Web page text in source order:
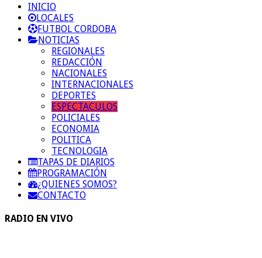
INICIO
LOCALES
FUTBOL CORDOBA
NOTICIAS
REGIONALES
REDACCIÓN
NACIONALES
INTERNACIONALES
DEPORTES
ESPECTACULOS
POLICIALES
ECONOMIA
POLITICA
TECNOLOGIA
TAPAS DE DIARIOS
PROGRAMACIÓN
¿QUIENES SOMOS?
CONTACTO
RADIO EN VIVO